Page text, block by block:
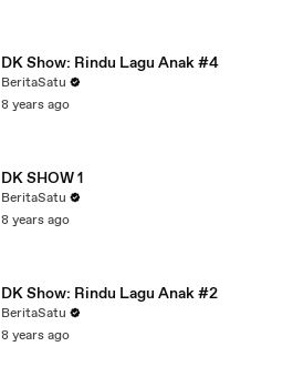
DK Show: Rindu Lagu Anak #4
BeritaSatu
8 years ago
DK SHOW 1
BeritaSatu
8 years ago
DK Show: Rindu Lagu Anak #2
BeritaSatu
8 years ago